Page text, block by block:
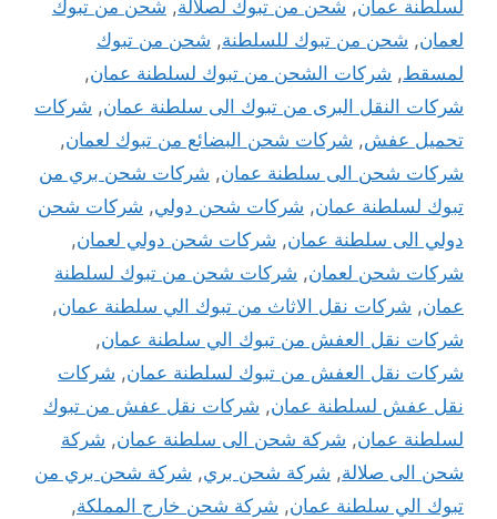
لسلطنة عمان, شحن من تبوك لصلالة, شحن من تبوك
لعمان, شحن من تبوك للسلطنة, شحن من تبوك
لمسقط, شركات الشحن من تبوك لسلطنة عمان,
شركات النقل البرى من تبوك الى سلطنة عمان, شركات
تحميل عفش, شركات شحن البضائع من تبوك لعمان,
شركات شحن الى سلطنة عمان, شركات شحن بري من
تبوك لسلطنة عمان, شركات شحن دولي, شركات شحن
دولي الى سلطنة عمان, شركات شحن دولي لعمان,
شركات شحن لعمان, شركات شحن من تبوك لسلطنة
عمان, شركات نقل الاثاث من تبوك الي سلطنة عمان,
شركات نقل العفش من تبوك الي سلطنة عمان,
شركات نقل العفش من تبوك لسلطنة عمان, شركات
نقل عفش لسلطنة عمان, شركات نقل عفش من تبوك
لسلطنة عمان, شركة شحن الى سلطنة عمان, شركة
شحن الى صلالة, شركة شحن بري, شركة شحن بري من
تبوك الي سلطنة عمان, شركة شحن خارج المملكة,